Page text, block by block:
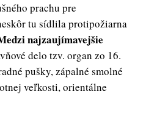
prachu pre
tu sídlila protipožiarna
najzaujímavejšie
delo tzv. organ zo 16.
pušky, zápalné smolné
veľkosti, orientálne